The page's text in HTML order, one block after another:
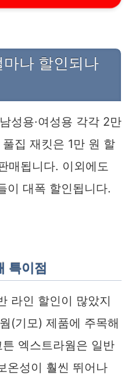
나 할인되나
성용·여성용 각각 2만
집 재킷은 1만 원 할
매됩니다. 이외에도
이 대폭 할인됩니다.
특이점
라인 할인이 많았지
(기모) 제품에 주목해
엑스트라웜은 일반
온성이 훨씬 뛰어나